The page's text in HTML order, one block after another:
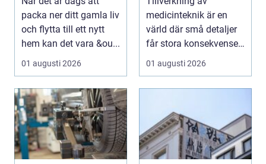
packa ner ditt gamla liv
och flytta till ett nytt
hem kan det vara &ou...
01 augusti 2026
precision
medicinteknik är en
värld där små detaljer
får stora konsekvenser.
En liten avvikels...
01 augusti 2026